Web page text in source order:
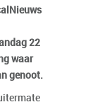
22
waar
genoot.